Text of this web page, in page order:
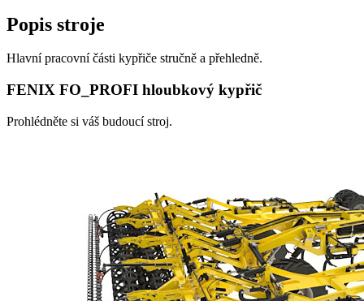
Popis stroje
Hlavní pracovní části kypřiče stručně a přehledně.
FENIX FO_PROFI hloubkový kypřič
Prohlédněte si váš budoucí stroj.